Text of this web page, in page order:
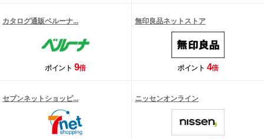
カタログ通販ベルーナ...
ポイント 9倍
無印良品ネットストア
ポイント 4倍
セブンネットショッピ... ニッセンオンライン